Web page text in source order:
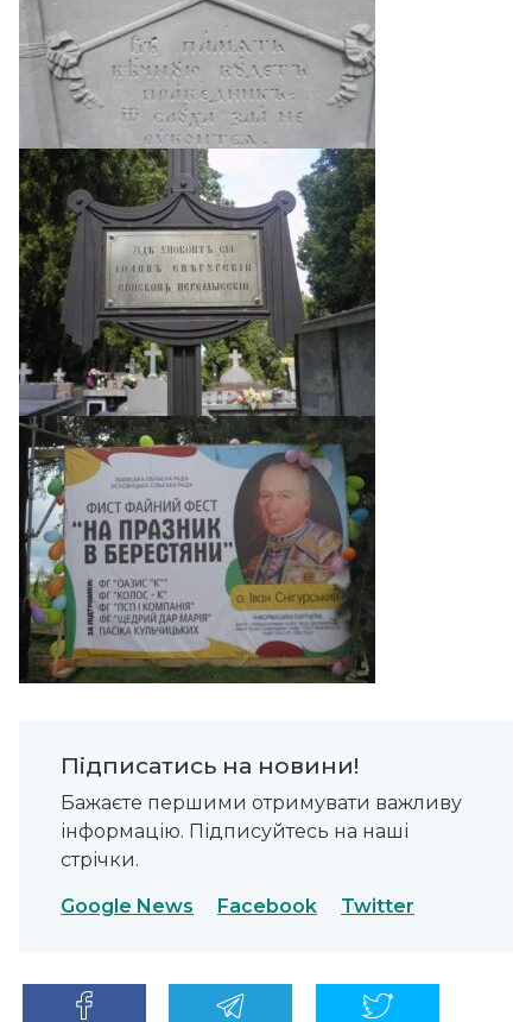
Підписатись на новини!
Бажаєте першими отримувати важливу
інформацію. Підписуйтесь на наші
стрічки.
Google News Facebook Twitter